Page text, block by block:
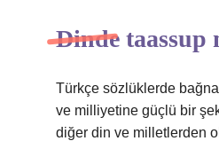
Dinde taassup
Türkçe sözlüklerde
ve milliyetine güçlü bir
diğer din ve milletlerden